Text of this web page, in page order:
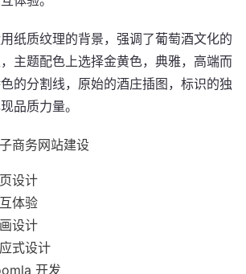
纸质纹理的背景，强调了葡萄酒文化的
主题配色上选择金黄色，典雅，高端而
的分割线，原始的酒庄插图，标识的独
品质力量。
商务网站建设
设计
体验
设计
式设计
开发